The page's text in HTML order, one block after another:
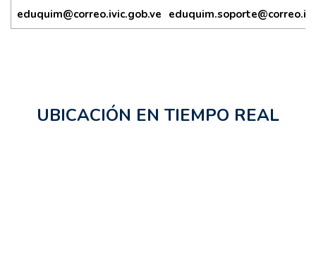
eduquim@correo.ivic.gob.ve
UBICACIÓN EN TIEMPO REAL